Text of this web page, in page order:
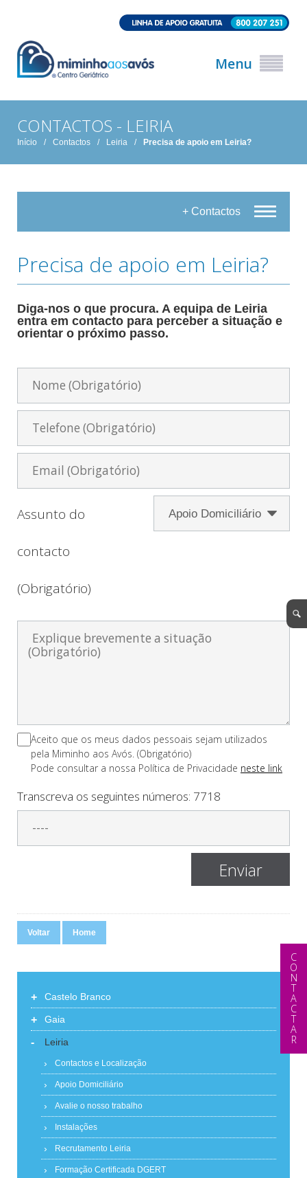
Menu
CONTACTOS - LEIRIA
Início / Contactos / Leiria / Precisa de apoio em Leiria?
+ Contactos
Precisa de apoio em Leiria?
Diga-nos o que procura. A equipa de Leiria
entra em contacto para perceber a situação e
orientar o próximo passo.
Assunto do
contacto
(Obrigatório)
Aceito que os meus dados pessoais sejam utilizados
pela Miminho aos Avós. (Obrigatório)
Pode consultar a nossa Polí­tica de Privacidade neste link
Transcreva os seguintes números: 7718
Voltar Home
+ Castelo Branco
+ Gaia
- Leiria
Contactos e Localização
Apoio Domiciliário
Avalie o nosso trabalho
Instalações
Recrutamento Leiria
Formação Certificada DGERT
CONTACTAR